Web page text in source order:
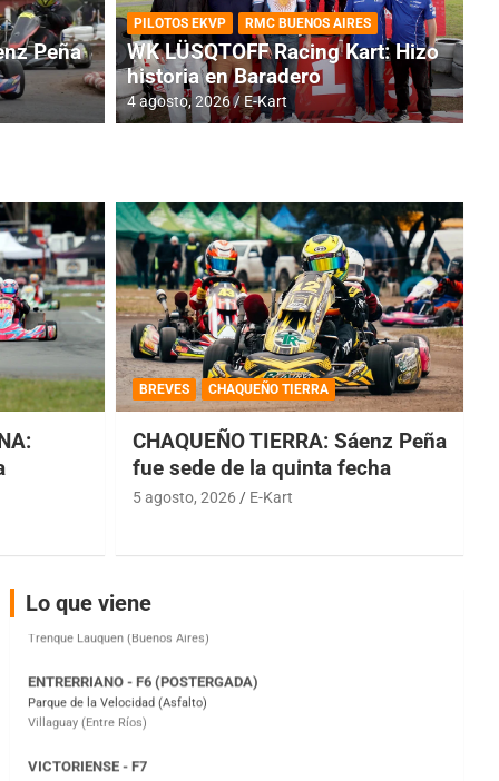
Cerró una jornada
Peña
PILOTOS EKVP RMC BUENOS AIRES
WK LÜSQTOFF Racing Kart: Hizo
historia en Baradero
4 agosto, 2026 E-Kart
BREVES CHAQUEÑO TIERRA
CHAQUEÑO TIERRA: Sáenz Peña
fue sede de la quinta fecha
5 agosto, 2026 E-Kart
Lo que viene
COBERTURA ESPECIAL DE E-KART.COM.AR
08/09-AGO
Ramiro Tot (Asfalto)
Baradero (Buenos Aires)
ENTRERRIANO - F6 (POSTERGADA)
Parque de la Velocidad (Asfalto)
Villaguay (Entre Ríos)
VICTORIENSE - F7
El Cerro (Tierra)
Victoria (Entre Ríos)
PATAGONICO - F6